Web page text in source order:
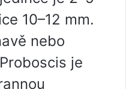
10–12 mm.
nebo
je